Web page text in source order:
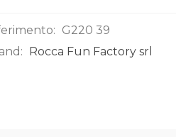
G220 39
Rocca Fun Factory srl